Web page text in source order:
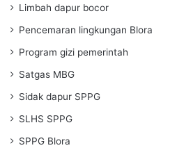
Limbah dapur bocor
Pencemaran lingkungan Blora
Program gizi pemerintah
Satgas MBG
Sidak dapur SPPG
SLHS SPPG
SPPG Blora